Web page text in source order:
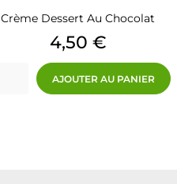
Crème Dessert Au Chocolat
Prix
4,50 €
AJOUTER AU PANIER